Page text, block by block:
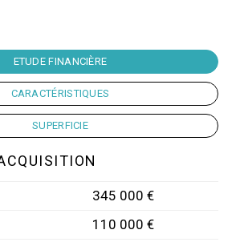
ETUDE FINANCIÈRE
CARACTÉRISTIQUES
SUPERFICIE
345 000 €
110 000 €